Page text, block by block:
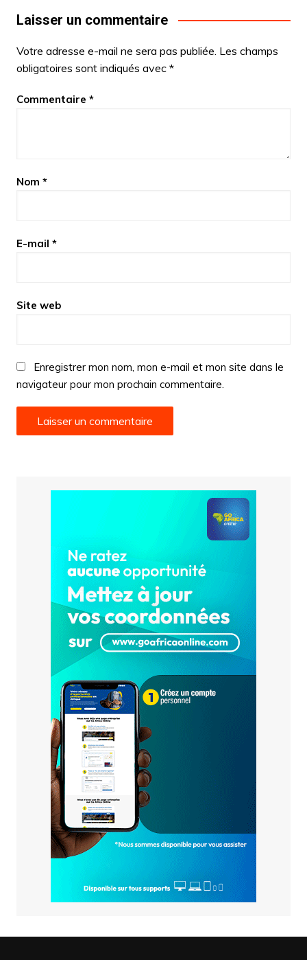
Laisser un commentaire
Votre adresse e-mail ne sera pas publiée. Les champs
obligatoires sont indiqués avec *
Commentaire *
Nom *
E-mail *
Site web
Enregistrer mon nom, mon e-mail et mon site dans le
navigateur pour mon prochain commentaire.